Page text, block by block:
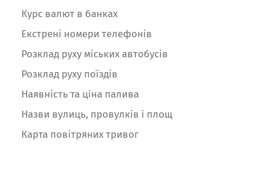
Курс валют в банках
Екстрені номери телефонів
Розклад руху міських автобусів
Розклад руху поїздів
Наявність та ціна палива
Назви вулиць, провулків і площ
Карта повітряних тривог